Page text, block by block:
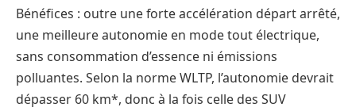
Bénéfices : outre une forte accélération départ arrêté,
une meilleure autonomie en mode tout électrique,
sans consommation d’essence ni émissions
polluantes. Selon la norme WLTP, l’autonomie devrait
dépasser 60 km*, donc à la fois celle des SUV